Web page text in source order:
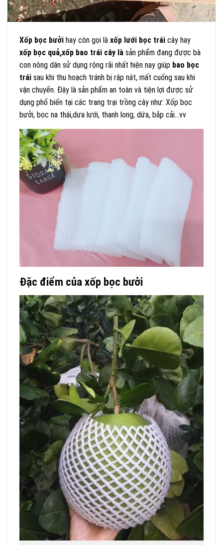
Xốp bọc bưởi hay còn gọi là xốp lưới bọc trái cây hay
xốp bọc quả,xốp bao trái cây là sản phẩm đang được bà
con nông dân sử dụng rộng rãi nhất hiện nay giúp bao bọc
trái sau khi thu hoạch tránh bị rập nát, mất cuống sau khi
vận chuyển. Đây là sản phẩm an toàn và tiện lợi được sử
dụng phổ biến tại các trang trại trồng cây như: Xốp bọc
bưởi, bọc na thái,dưa lưới, thanh long, dứa, bắp cải…vv
Đặc điểm của xốp bọc bưởi